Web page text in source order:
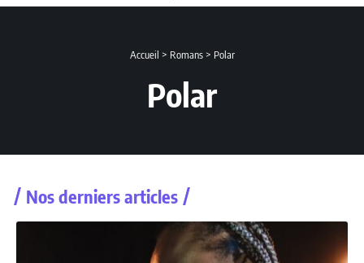
Accueil > Romans> Polar
Polar
Nos derniers articles